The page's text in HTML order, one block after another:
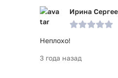
Ирина
Неплохо!
3 года назад